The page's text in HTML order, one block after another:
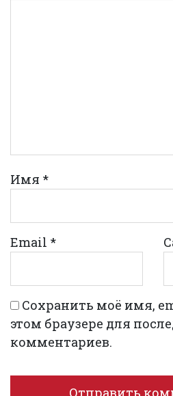
Имя *
Email *
Сохранить моё имя,
этом браузере для
комментариев.